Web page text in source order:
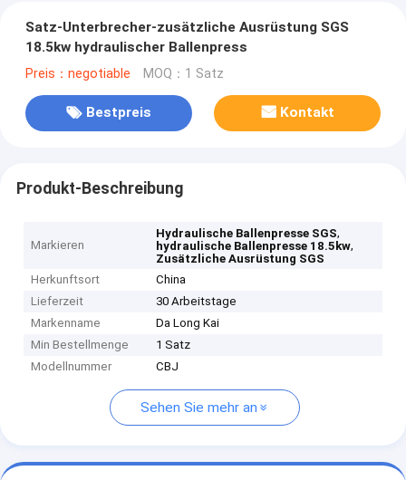
Satz-Unterbrecher-zusätzliche Ausrüstung SGS
18.5kw hydraulischer Ballenpress
Preis：negotiable MOQ：1 Satz
Bestpreis Kontakt
Produkt-Beschreibung
Markieren
Hydraulische Ballenpresse SGS,
hydraulische Ballenpresse 18.5kw,
Zusätzliche Ausrüstung SGS
Herkunftsort
China
Lieferzeit
30 Arbeitstage
Markenname
Da Long Kai
Min Bestellmenge
1 Satz
Modellnummer
CBJ
Sehen Sie mehr an